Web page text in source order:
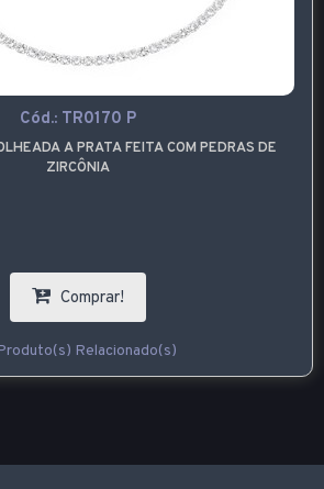
Cód.: TR0170 P
A PRATA FEITA COM PEDRAS DE
ZIRCÔNIA
Comprar!
Relacionado(s)